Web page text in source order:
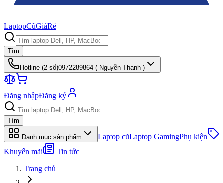
LaptopCũGiáRẻ
Tìm
Hotline (2 số)0972289864 ( Nguyễn Thanh )
Đăng nhậpĐăng ký
Tìm
Danh mục sản phẩm Laptop cũLaptop GamingPhụ kiện
Khuyến mãi
Tin tức
Trang chủ